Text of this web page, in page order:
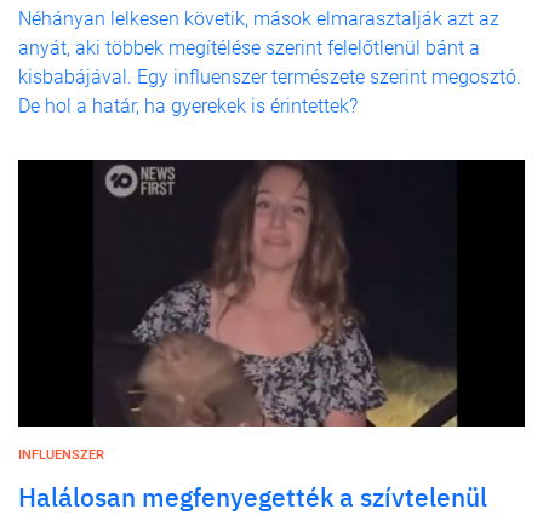
Néhányan lelkesen követik, mások elmarasztalják azt az
anyát, aki többek megítélése szerint felelőtlenül bánt a
kisbabájával. Egy influenszer természete szerint megosztó.
De hol a határ, ha gyerekek is érintettek?
INFLUENSZER
Halálosan megfenyegették a szívtelenül